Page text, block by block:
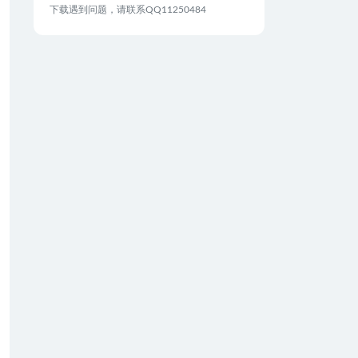
下载遇到问题，请联系QQ11250484